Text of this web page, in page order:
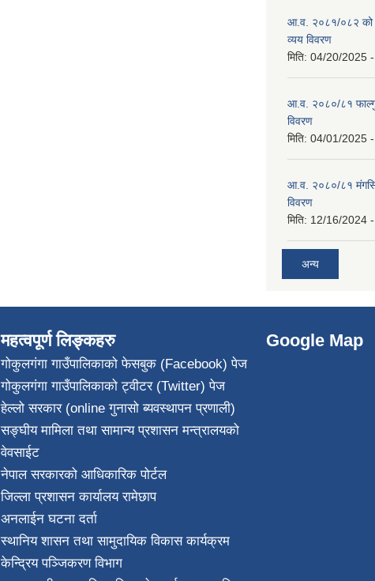
आ.व. २०८१/०८२ को
व्यय विवरण
मिति: 04/20/2025
आ.व. २०८०/८१
विवरण
मिति: 04/01/2025
आ.व. २०८०/८१
विवरण
मिति: 12/16/2024
अन्य
महत्वपूर्ण लिङ्कहरु
गोकुलगंगा गाउँपालिकाको फेसबुक (Facebook) पेज
गोकुलगंगा गाउँपालिकाको ट्वीटर (Twitter) पेज
हेल्लो सरकार (online गुनासो ब्यवस्थापन प्रणाली)
सङ्घीय मामिला तथा सामान्य प्रशासन मन्त्रालयको
वेवसाईट
नेपाल सरकारको आधिकारिक पोर्टल
जिल्ला प्रशासन कार्यालय रामेछाप
अनलाईन घटना दर्ता
स्थानिय शासन तथा सामुदायिक विकास कार्यक्रम
केन्द्रिय पञ्जिकरण विभाग
Google Map